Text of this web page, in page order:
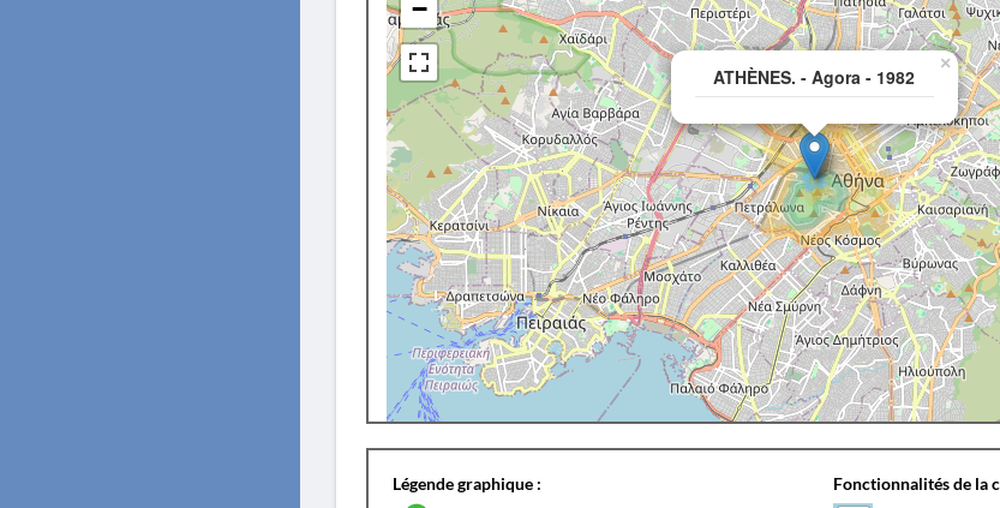
ATHÈNES. - Agora - 1982
×
−
Légende graphique :
Fonctionnalités de la